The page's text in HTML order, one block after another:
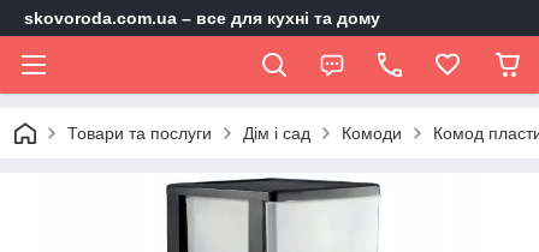
skovoroda.com.ua – все для кухні та дому
Товари та послуги Дім і сад Комоди Комод